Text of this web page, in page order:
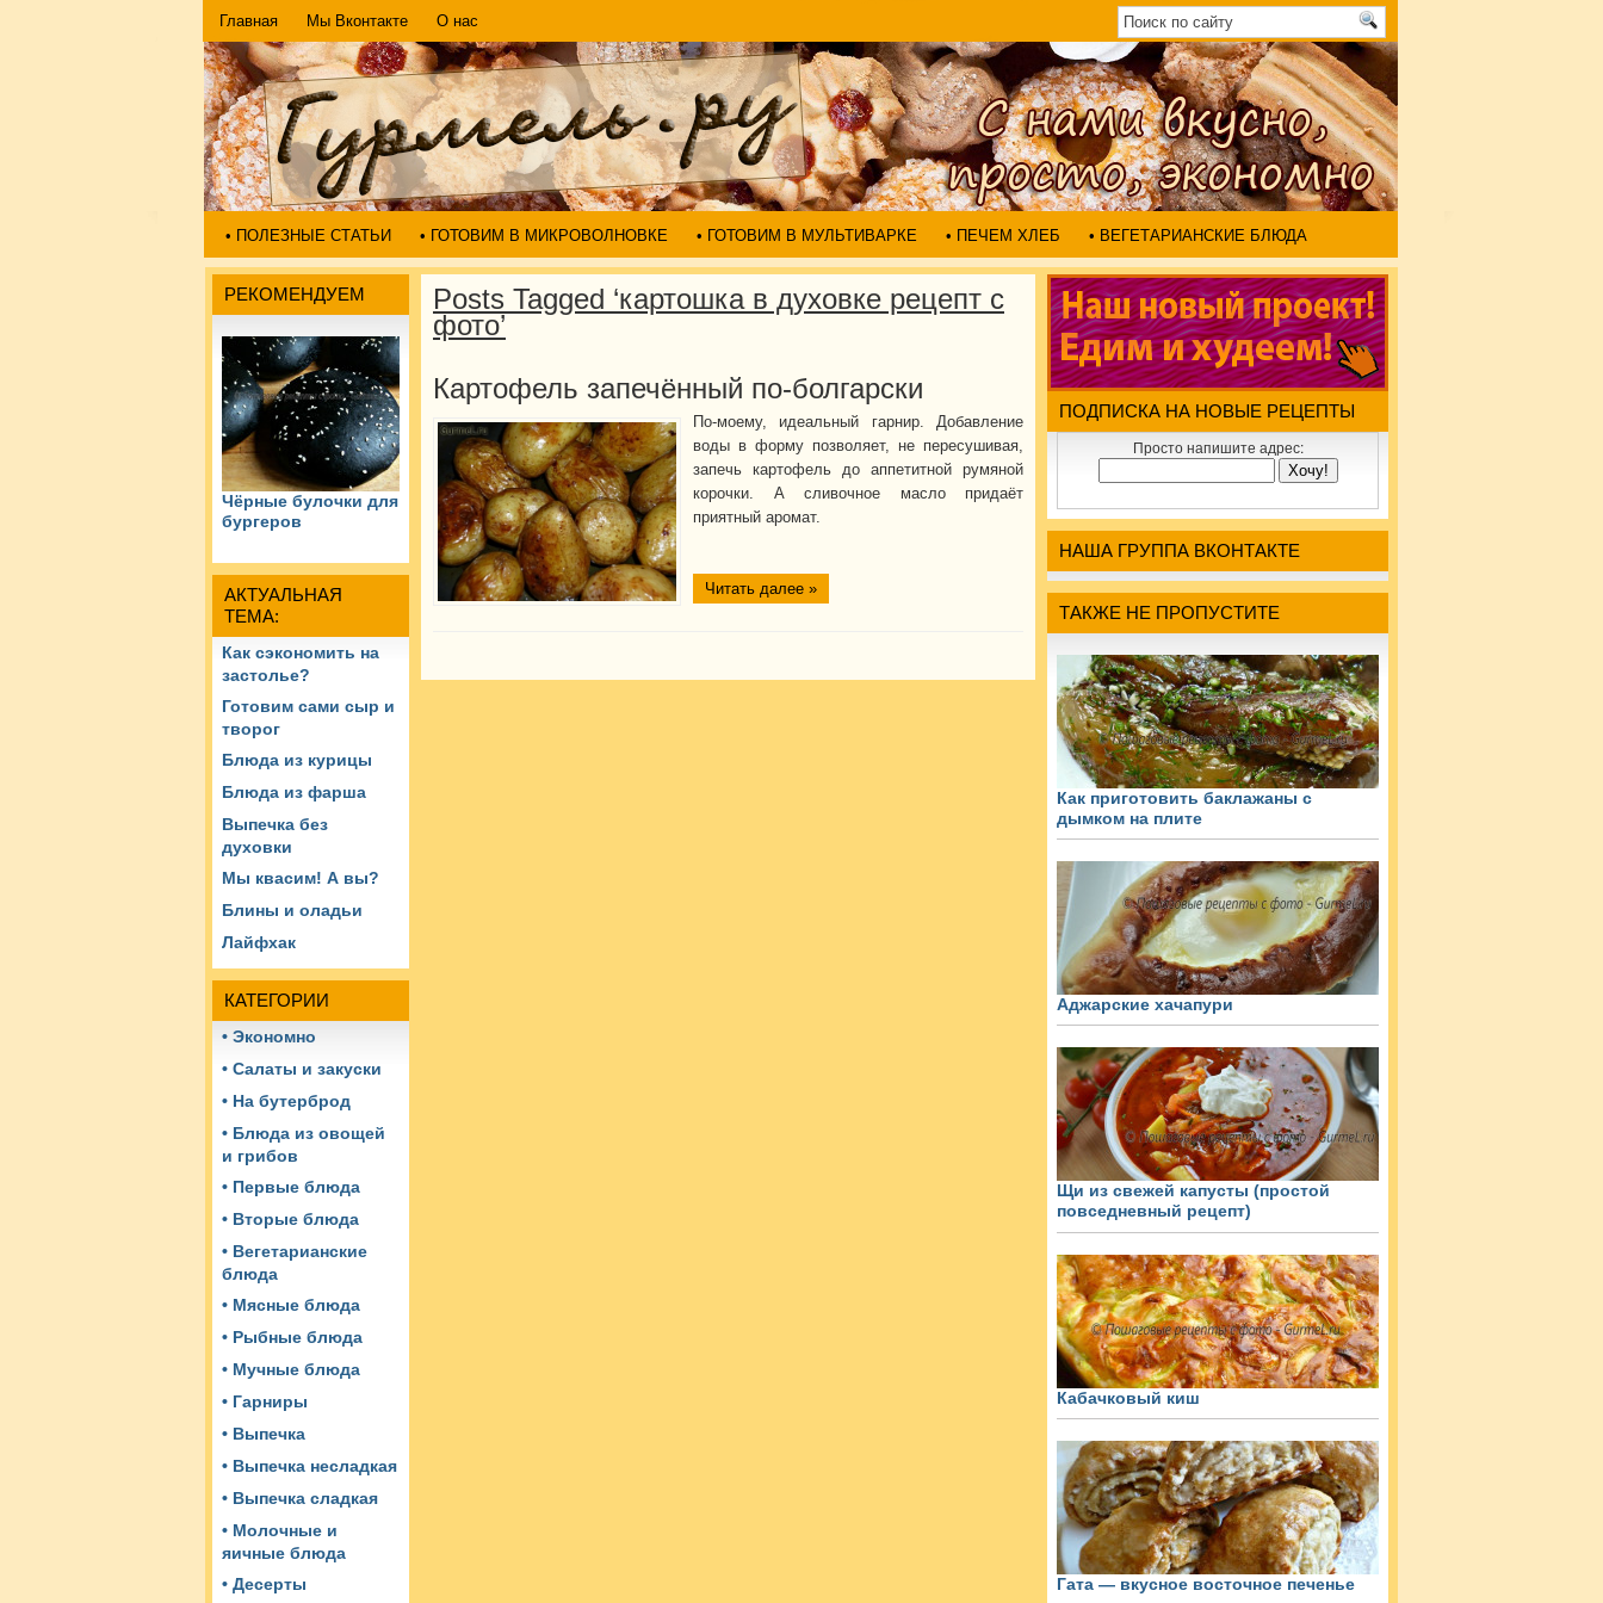
Главная Мы Вконтакте О нас
• ПОЛЕЗНЫЕ СТАТЬИ • ГОТОВИМ В МИКРОВОЛНОВКЕ • ГОТОВИМ В МУЛЬТИВАРКЕ • ПЕЧЕМ ХЛЕБ • ВЕГЕТАРИАНСКИЕ БЛЮДА
РЕКОМЕНДУЕМ
Чёрные булочки для
бургеров
АКТУАЛЬНАЯ
ТЕМА:
Как сэкономить на
застолье?
Готовим сами сыр и
творог
Блюда из курицы
Блюда из фарша
Выпечка без
духовки
Мы квасим! А вы?
Блины и оладьи
Лайфхак
КАТЕГОРИИ
• Экономно
• Салаты и закуски
• На бутерброд
• Блюда из овощей
и грибов
• Первые блюда
• Вторые блюда
• Вегетарианские
блюда
• Мясные блюда
• Рыбные блюда
• Мучные блюда
• Гарниры
• Выпечка
• Выпечка несладкая
• Выпечка сладкая
• Молочные и
яичные блюда
• Десерты
Posts Tagged ‘картошка в духовке рецепт с
фото’
Картофель запечённый по-болгарски
По-моему, идеальный гарнир. Добавление
воды в форму позволяет, не пересушивая,
запечь картофель до аппетитной румяной
корочки. А сливочное масло придаёт
приятный аромат.
Читать далее »
ПОДПИСКА НА НОВЫЕ РЕЦЕПТЫ
Просто напишите адрес:
НАША ГРУППА ВКОНТАКТЕ
ТАКЖЕ НЕ ПРОПУСТИТЕ
Как приготовить баклажаны с
дымком на плите
Аджарские хачапури
Щи из свежей капусты (простой
повседневный рецепт)
Кабачковый киш
Гата — вкусное восточное печенье